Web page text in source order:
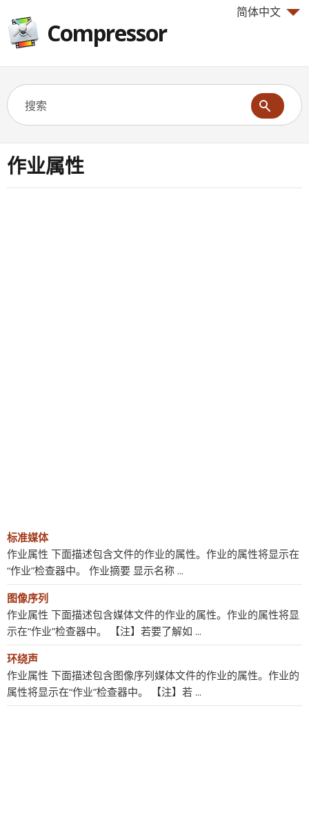
简体中文
Compressor
作业属性
标准媒体
作业属性 下面描述包含文件的作业的属性。作业的属性将显示在
“作业”检查器中。 作业摘要 显示名称 ...
图像序列
作业属性 下面描述包含媒体文件的作业的属性。作业的属性将显
示在“作业”检查器中。 【注】若要了解如 ...
环绕声
作业属性 下面描述包含图像序列媒体文件的作业的属性。作业的
属性将显示在“作业”检查器中。 【注】若 ...